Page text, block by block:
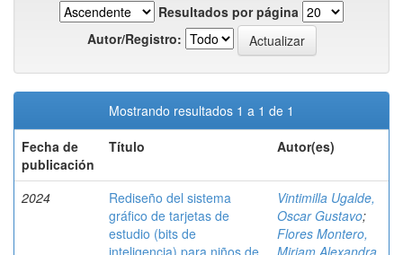
Resultados por página
Autor/Registro:
Mostrando resultados 1 a 1 de 1
Fecha de
publicación
Título Autor(es)
2024
Rediseño del sistema
gráfico de tarjetas de
estudio (bits de
inteligencia) para niños de
Vintimilla Ugalde,
Oscar Gustavo;
Flores Montero,
Miriam Alexandra